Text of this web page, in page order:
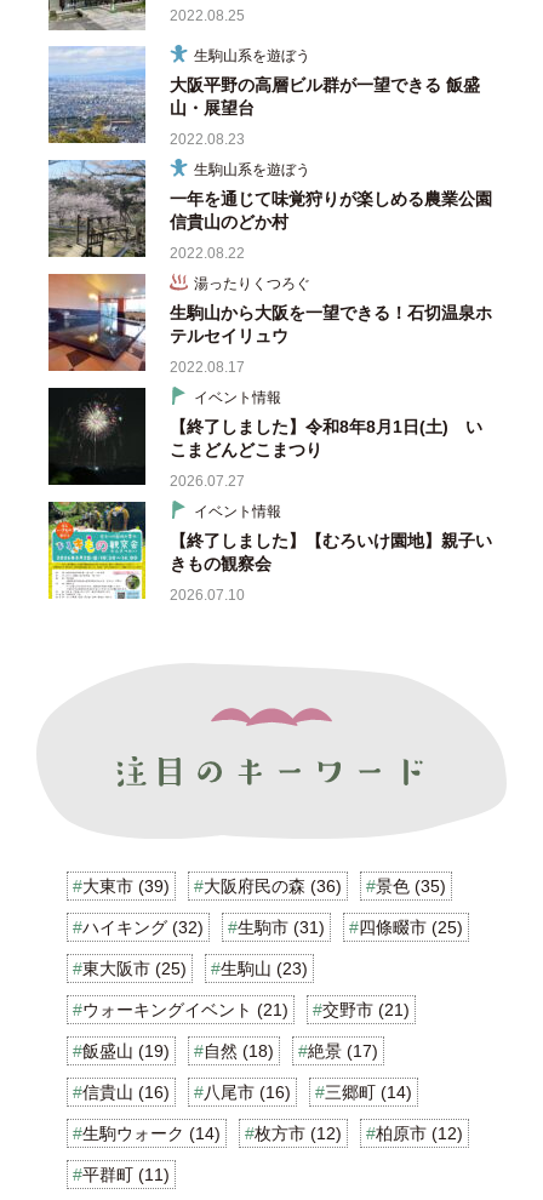
2022.08.25
生駒山系を遊ぼう
大阪平野の高層ビル群が一望できる 飯盛
山・展望台
2022.08.23
生駒山系を遊ぼう
一年を通じて味覚狩りが楽しめる農業公園
信貴山のどか村
2022.08.22
湯ったりくつろぐ
生駒山から大阪を一望できる！石切温泉ホ
テルセイリュウ
2022.08.17
イベント情報
【終了しました】令和8年8月1日(土) い
こまどんどこまつり
2026.07.27
イベント情報
【終了しました】【むろいけ園地】親子い
きもの観察会
2026.07.10
大東市 (39) 大阪府民の森 (36) 景色 (35)
ハイキング (32) 生駒市 (31) 四條畷市 (25)
東大阪市 (25) 生駒山 (23)
ウォーキングイベント (21) 交野市 (21)
飯盛山 (19) 自然 (18) 絶景 (17)
信貴山 (16) 八尾市 (16) 三郷町 (14)
生駒ウォーク (14) 枚方市 (12) 柏原市 (12)
平群町 (11)